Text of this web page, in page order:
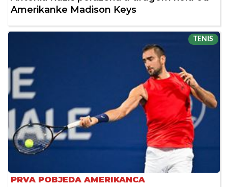
Amerikanke Madison Keys
TENIS
PRVA POBJEDA AMERIKANCA